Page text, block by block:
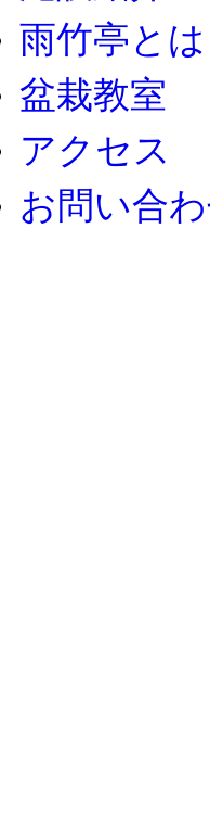
雨竹亭とは
盆栽教室
アクセス
お問い合